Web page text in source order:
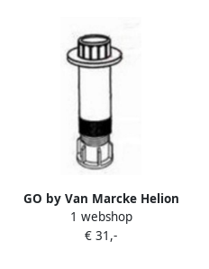
GO by Van Marcke Helion
potenstel voor douchebak
1200mm 12 stuk AJSCFT12
1 webshop
€ 31,-